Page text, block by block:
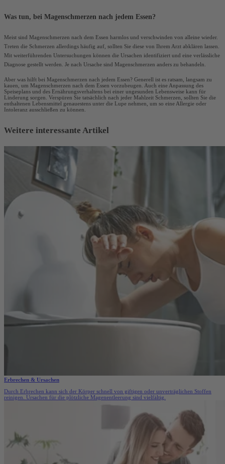
Was tun, bei Magenschmerzen nach jedem Essen?
Meist sind Magenschmerzen nach dem Essen harmlos und verschwinden von alleine wieder.
Treten die Schmerzen allerdings häufig auf, sollten Sie diese von Ihrem Arzt abklären lassen.
Mit weiterführenden Untersuchungen können die Ursachen identifiziert und eine verlässliche
Diagnose gestellt werden. Je nach Ursache sind Magenschmerzen anders zu behandeln.
Aber was hilft bei Magenschmerzen nach jedem Essen? Generell ist es ratsam, langsam zu
kauen, um Magenschmerzen nach dem Essen vorzubeugen. Auch eine Anpassung des
Speiseplans und des Ernährungsverhaltens bei einer ungesunden Lebensweise kann für
Linderung sorgen. Verspüren Sie tatsächlich nach jeder Mahlzeit Schmerzen, sollten Sie die
enthaltenen Lebensmittel genauestens unter die Lupe nehmen, um so eine Allergie oder
Intoleranz ausschließen zu können.
Weitere interessante Artikel
Erbrechen & Ursachen
Durch Erbrechen kann sich der Körper schnell von giftigen oder unverträglichen Stoffen
reinigen. Ursachen für die plötzliche Magenentleerung sind vielfältig.